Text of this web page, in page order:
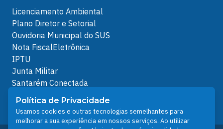
Licenciamento Ambiental
Plano Diretor e Setorial
Ouvidoria Municipal do SUS
Nota FiscalEletrônica
IPTU
Junta Militar
Santarém Conectada
Política de Privacidade
People illustrations by Storyset
Política de Privacidade
Usamos cookies e outras tecnologias semelhantes para
melhorar a sua experiência em nossos serviços. Ao utilizar